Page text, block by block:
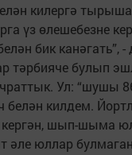
килергә
үз өлешебезне
бик канәгать”, -
тәрбияче булып
Ул: “шушы
килдем.
кергән, шып-шыма
әле юллар